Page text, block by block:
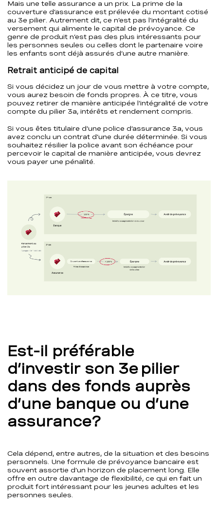
Mais une telle assurance a un prix. La prime de la
couverture d’assurance est prélevée du montant cotisé
au 3e pilier. Autrement dit, ce n’est pas l’intégralité du
versement qui alimente le capital de prévoyance. Ce
genre de produit n’est pas des plus intéressants pour
les personnes seules ou celles dont le partenaire voire
les enfants sont déjà assurés d’une autre manière.
Retrait anticipé de capital
Si vous décidez un jour de vous mettre à votre compte,
vous aurez besoin de fonds propres. À ce titre, vous
pouvez retirer de manière anticipée l’intégralité de votre
compte du pilier 3a, intérêts et rendement compris.
Si vous êtes titulaire d’une police d’assurance 3a, vous
avez conclu un contrat d’une durée déterminée. Si vous
souhaitez résilier la police avant son échéance pour
percevoir le capital de manière anticipée, vous devrez
vous payer une pénalité.
Est-il préférable
d’investir son 3e pilier
dans des fonds auprès
d’une banque ou d’une
assurance?
Cela dépend, entre autres, de la situation et des besoins
personnels. Une formule de prévoyance bancaire est
souvent assortie d’un horizon de placement long. Elle
offre en outre davantage de flexibilité, ce qui en fait un
produit fort intéressant pour les jeunes adultes et les
personnes seules.